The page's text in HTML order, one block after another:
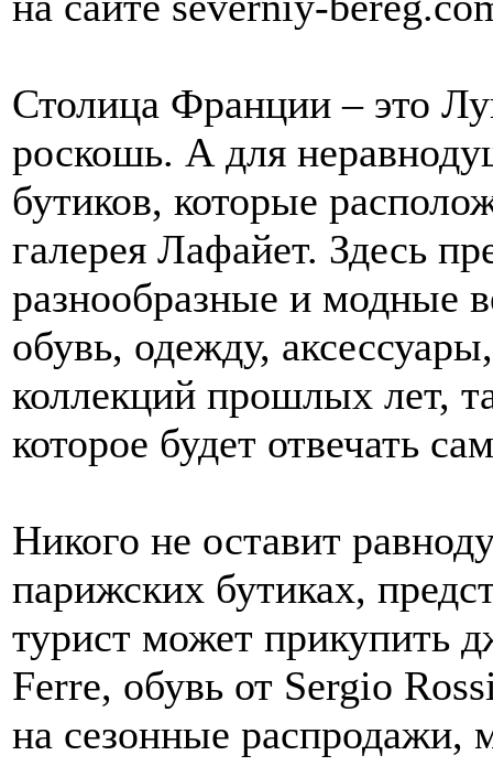
Столица Франции – это
роскошь. А для
бутиков, которые
галерея Лафайет. Здесь
разнообразные и модные
обувь, одежду,
коллекций прошлых лет,
которое будет отвечать
Никого не оставит
парижских бутиках,
турист может прикупить
Ferre, обувь от Sergio
на сезонные распродажи,